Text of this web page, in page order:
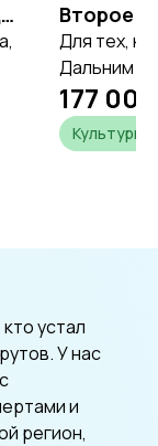
Калининград: Амалиенау и деньги: искусство жить и наука считать (с визитом в Центробанк)
Для тех,
Дальним
рамках
кому
Нан,
177
устал
У нас
и
регион,